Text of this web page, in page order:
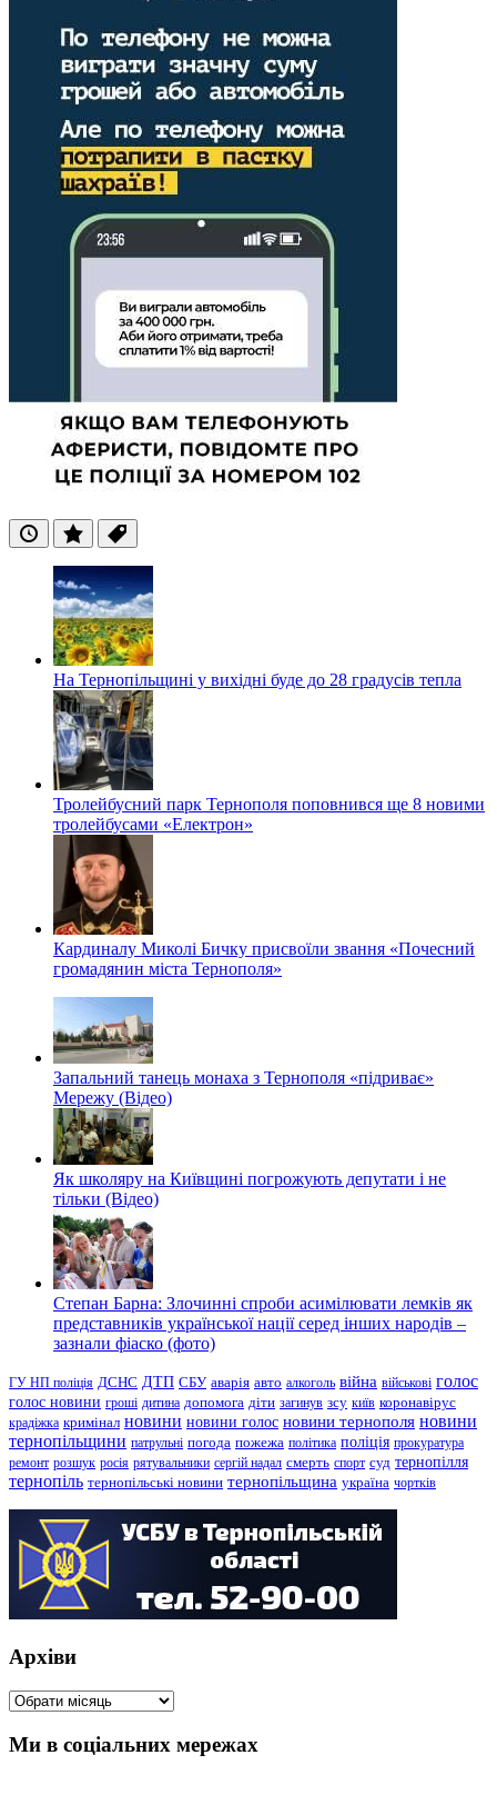
ОстанніПопулярні
Теги
На Тернопільщині у вихідні буде до 28 градусів тепла
Тролейбусний парк Тернополя поповнився ще 8 новими
тролейбусами «Електрон»
Кардиналу Миколі Бичку присвоїли звання «Почесний
громадянин міста Тернополя»
Запальний танець монаха з Тернополя «підриває»
Мережу (Відео)
Як школяру на Київщині погрожують депутати і не
тільки (Відео)
Степан Барна: Злочинні спроби асимілювати лемків як
представників української нації серед інших народів –
зазнали фіаско (фото)
ГУ НП поліція ДСНС ДТП СБУ аварія авто алкоголь війна військові голос
голос новини гроші дитина допомога діти загинув зсу київ коронавірус
крадіжка кримінал новини новини голос новини тернополя новини
тернопільщини патрульні погода пожежа політика поліція прокуратура
ремонт розшук росія рятувальники сергій надал смерть спорт суд тернопілля
тернопіль тернопільські новини тернопільщина україна чортків
Архіви
Архіви
Ми в соціальних мережах